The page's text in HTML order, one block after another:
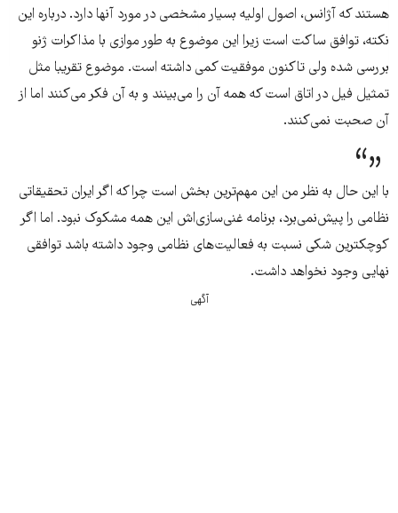
هستند که آژانس، اصول اولیه بسیار مشخصی در مورد آنها دارد. درباره این
نکته، توافق ساکت است زیرا این موضوع به طور موازی با مذاکرات ژنو
بررسی شده ولی تاکنون موفقیت کمی داشته است. موضوع تقریبا مثل
تمثیل فیل در اتاق است که همه آن را می‌بینند و به آن فکر می‌کنند اما از
آن صحبت نمی‌کنند.
با این حال به نظر من این مهم‌ترین بخش است چرا که اگر ایران تحقیقاتی
نظامی را پیش‌نمی‌برد، برنامه غنی‌سازی‌اش این همه مشکوک نبود. اما اگر
کوچکترین شکی نسبت به فعالیت‌های نظامی وجود داشته باشد توافقی
نهایی وجود نخواهد داشت.
آگهی